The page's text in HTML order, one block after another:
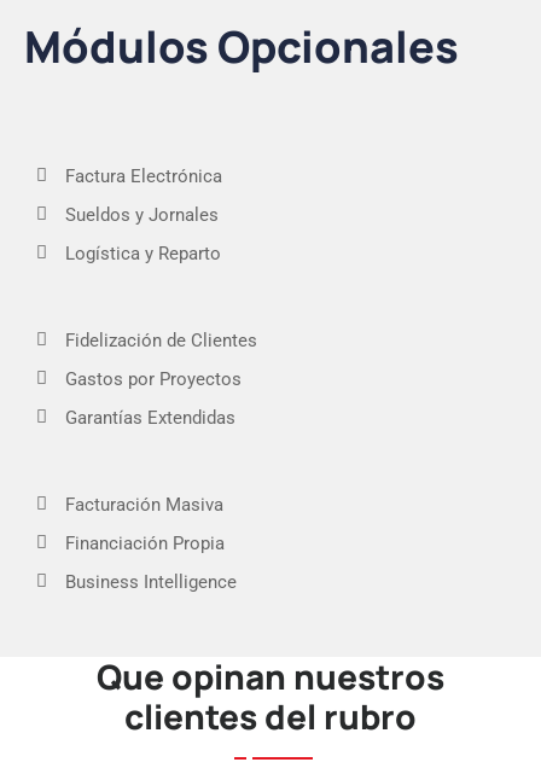
Módulos Opcionales
Factura Electrónica
Sueldos y Jornales
Logística y Reparto
Fidelización de Clientes
Gastos por Proyectos
Garantías Extendidas
Facturación Masiva
Financiación Propia
Business Intelligence
APP Fuerza de Ventas
APP Punto de Venta
Que opinan nuestros
clientes del rubro